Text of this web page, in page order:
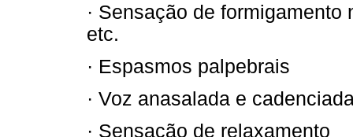
· Sensação de
etc.
· Espasmos palpebrais
· Voz anasalada e
· Sensação de relaxamento